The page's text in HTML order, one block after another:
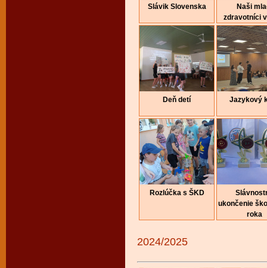
Slávik Slovenska
Naši
zdravotníci
Deň detí Jazykový
Rozlúčka s ŠKD
ukončenie
roka
2024/2025